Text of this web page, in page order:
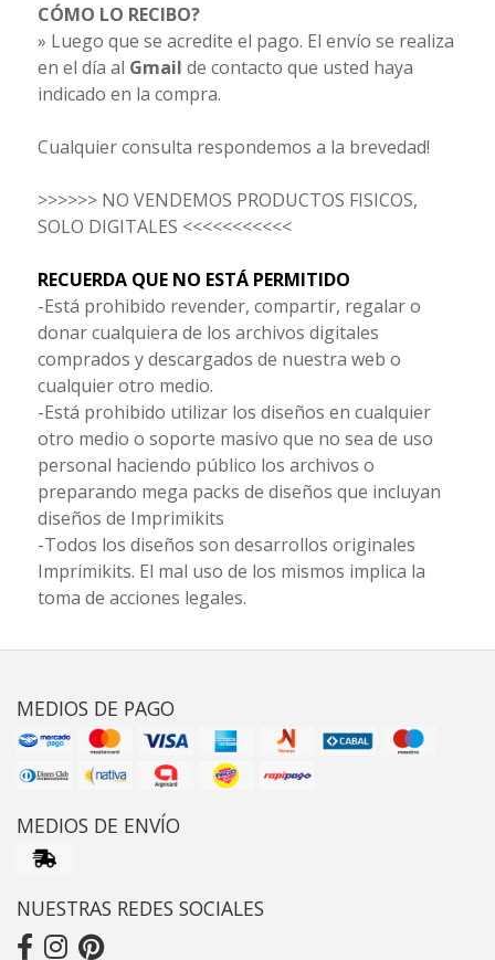
CÓMO LO RECIBO?
» Luego que se acredite el pago. El envío se realiza
en el día al Gmail de contacto que usted haya
indicado en la compra.
Cualquier consulta respondemos a la brevedad!
>>>>>> NO VENDEMOS PRODUCTOS FISICOS,
SOLO DIGITALES <<<<<<<<<<<
RECUERDA QUE NO ESTÁ PERMITIDO
-Está prohibido revender, compartir, regalar o
donar cualquiera de los archivos digitales
comprados y descargados de nuestra web o
cualquier otro medio.
-Está prohibido utilizar los diseños en cualquier
otro medio o soporte masivo que no sea de uso
personal haciendo público los archivos o
preparando mega packs de diseños que incluyan
diseños de Imprimikits
-Todos los diseños son desarrollos originales
Imprimikits. El mal uso de los mismos implica la
toma de acciones legales.
MEDIOS DE PAGO
MEDIOS DE ENVÍO
NUESTRAS REDES SOCIALES